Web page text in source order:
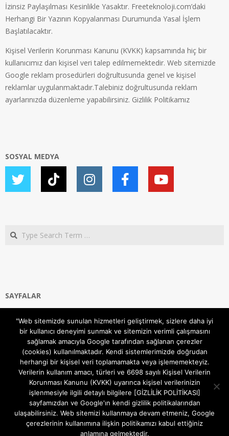
İzinsiz Paylaşılması Kesinlikle Yasaktır. Freeteknoloji.com’daki
Herhangi Bir Yazının Kopyalanması Durumunda Yasal İşlem
Başlatılacaktır.
Kişisel Verilerin Korunması Kanunu (KVKK) kapsamında hiç bir
kullanıcımız dan kişisel veri talep edilmemektedir. Web sitemizde
Google reklam prosedürleri doğrultusunda genel ve kişisel
reklamlar uygulanmaktadır.Talebiniz doğrultusunda reklam
ayarlarınızda düzenleme yapabilirsiniz. Gizlilik Politikamız
SOSYAL MEDYA
Search
SAYFALAR
Gizlilik ve Çerezler (Cookies) Politikası
Hakkımızda
İletişim Kanalları
MODEM KURULUM
TEKNİK DESTEK
TELEVİZYON SİSTEMLERİ
"Web sitemizde sunulan hizmetleri geliştirmek, sizlere daha iyi
bir kullanıcı deneyimi sunmak ve sitemizin verimli çalışmasını
sağlamak amacıyla Google tarafından sağlanan çerezler
(cookies) kullanılmaktadır. Kendi sistemlerimizde doğrudan
herhangi bir kişisel veri toplamamakta veya işlememekteyiz.
Verilerin kullanım amacı, türleri ve 6698 sayılı Kişisel Verilerin
Korunması Kanunu (KVKK) uyarınca kişisel verilerinizin
işlenmesiyle ilgili detaylı bilgilere [GİZLİLİK POLİTİKASI]
sayfamızdan ve Google'ın kendi gizlilik politikalarından
ulaşabilirsiniz. Web sitemizi kullanmaya devam etmeniz, Google
çerezlerinin kullanımına ilişkin politikamızı kabul ettiğiniz
anlamına gelmektedir.